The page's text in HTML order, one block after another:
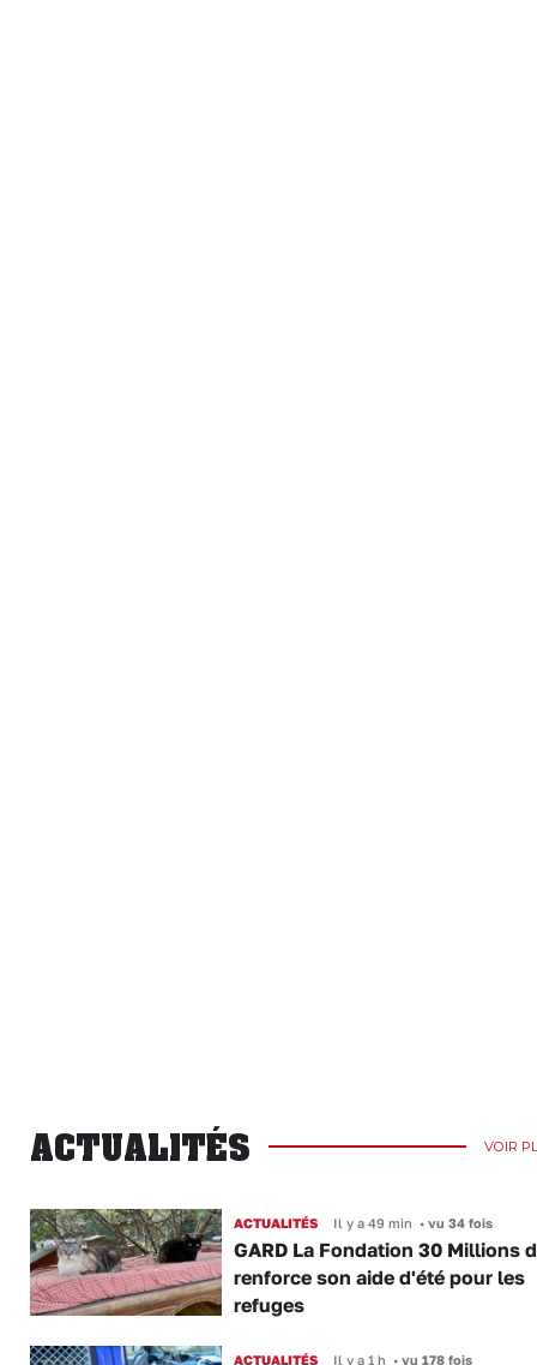
ACTUALITÉS VOIR
ACTUALITÉS Il y a 49 min •vu 34 fois
GARD La Fondation 30 Millions
renforce son aide d'été pour les
refuges
ACTUALITÉS Il y a 1 h •vu 178 fois